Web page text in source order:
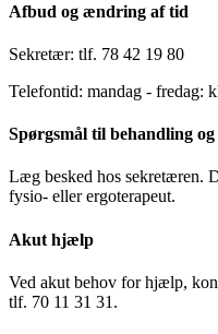
Afbud og ændring af tid
Sekretær: tlf. 78 42 19 80
Telefontid: mandag - fredag:
Spørgsmål til behandling
Læg besked hos sekretæren.
fysio- eller ergoterapeut.
Akut hjælp
Ved akut behov for hjælp,
tlf. 70 11 31 31.